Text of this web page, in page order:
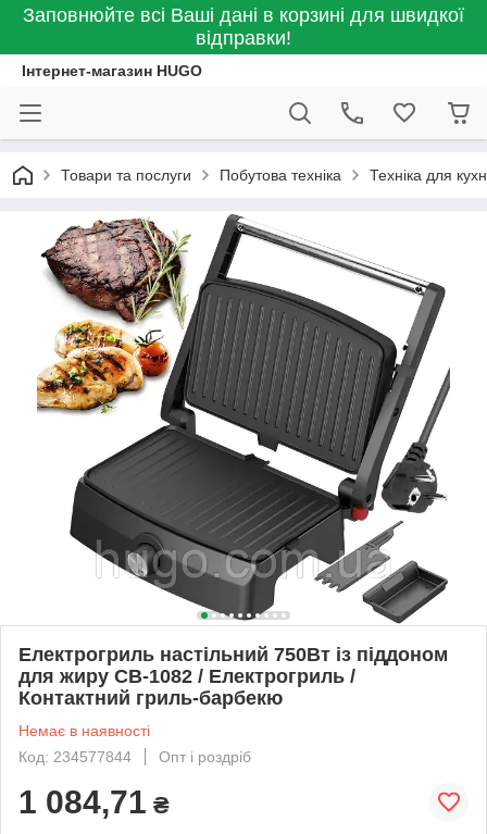
Заповнюйте всі Ваші дані в корзині для швидкої
відправки!
Інтернет-магазин HUGO
Товари та послуги Побутова техніка Техніка для
Електрогриль настільний 750Вт із піддоном
для жиру СВ-1082 / Електрогриль /
Контактний гриль-барбекю
Немає в наявності
Код: 234577844
Опт і роздріб
1 084,71 ₴